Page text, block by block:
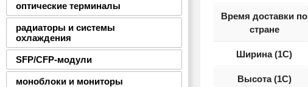
оптические терминалы
радиаторы и системы
охлаждения
SFP/CFP-модули
моноблоки и мониторы
Время доставки по
стране
Ширина (1С)
Высота (1С)